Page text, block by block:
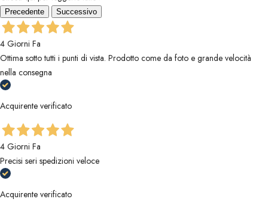
Precedente Successivo
4 Giorni Fa
Ottima sotto tutti i punti di vista. Prodotto come da foto e grande velocità
nella consegna
Acquirente verificato
4 Giorni Fa
Precisi seri spedizioni veloce
Acquirente verificato